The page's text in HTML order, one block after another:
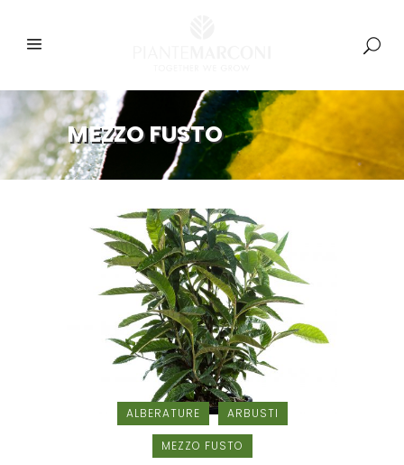
MEZZO FUSTO
ALBERATURE ARBUSTI
MEZZO FUSTO